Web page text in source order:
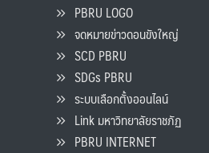
PBRU LOGO
จดหมายข่าวดอนขังใหญ่
SCD PBRU
SDGs PBRU
ระบบเลือกตั้งออนไลน์
Link มหาวิทยาลัยราชภัฏ
PBRU INTERNET